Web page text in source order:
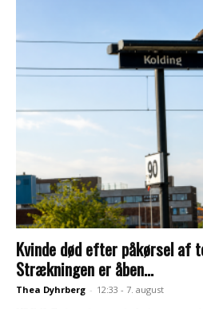
Kvinde død efter påkørsel af
Strækningen er åben...
Thea Dyhrberg - 12:33 - 7. august